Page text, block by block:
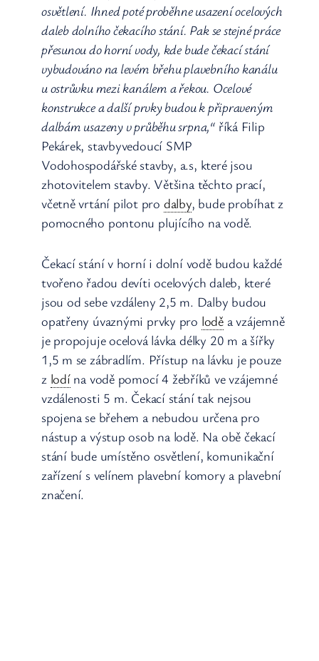
osvětlení. Ihned poté proběhne usazení ocelových
daleb dolního čekacího stání. Pak se stejné práce
přesunou do horní vody, kde bude čekací stání
vybudováno na levém břehu plavebního kanálu
u ostrůvku mezi kanálem a řekou. Ocelové
konstrukce a další prvky budou k připraveným
dalbám usazeny v průběhu srpna,“říká Filip
Pekárek, stavbyvedoucí SMP
Vodohospodářské stavby, a.s, které jsou
zhotovitelem stavby. Většina těchto prací,
včetně vrtání pilot pro dalby, bude probíhat z
pomocného pontonu plujícího na vodě.
Čekací stání v horní i dolní vodě budou každé
tvořeno řadou devíti ocelových daleb, které
jsou od sebe vzdáleny 2,5 m. Dalby budou
opatřeny úvaznými prvky pro loděa vzájemně
je propojuje ocelová lávka délky 20 m a šířky
1,5 m se zábradlím. Přístup na lávku je pouze
z lodína vodě pomocí 4 žebříků ve vzájemné
vzdálenosti 5 m. Čekací stání tak nejsou
spojena se břehem a nebudou určena pro
nástup a výstup osob na lodě. Na obě čekací
stání bude umístěno osvětlení, komunikační
zařízení s velínem plavební komory a plavební
značení.